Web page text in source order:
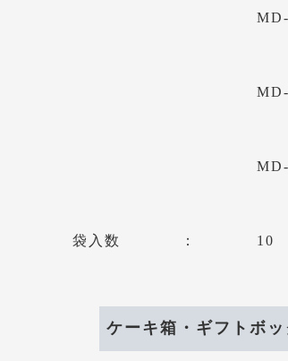
袋入数 10
ケーキ箱・ギフトボッ